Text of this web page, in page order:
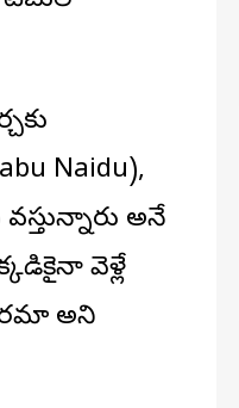
Naidu),
అనే
వెళ్లే
అని